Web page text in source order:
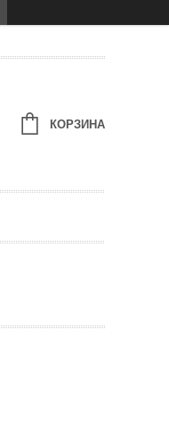
КОРЗИНА